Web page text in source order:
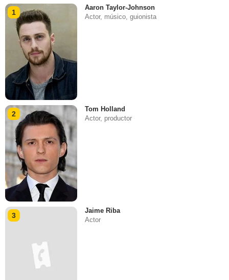
1
Aaron Taylor-Johnson
Actor, músico, guionista
2
Tom Holland
Actor, productor
3
Jaime Riba
Actor